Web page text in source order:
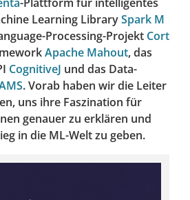
Learning LibrarySpark M
Processing-Projekt Cort
Apache Mahout, das
CognitiveJ und das Data-
. Vorab haben wir die Leiter
uns ihre Faszination für
genauer zu erklären und
in die ML-Welt zu geben.